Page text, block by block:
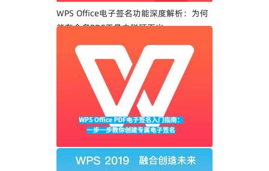
WPS Office电子签名功能深度解析：为何
能在众多PDF工具中脱颖而出
WPS Office PDF电子签名入门指南：一步